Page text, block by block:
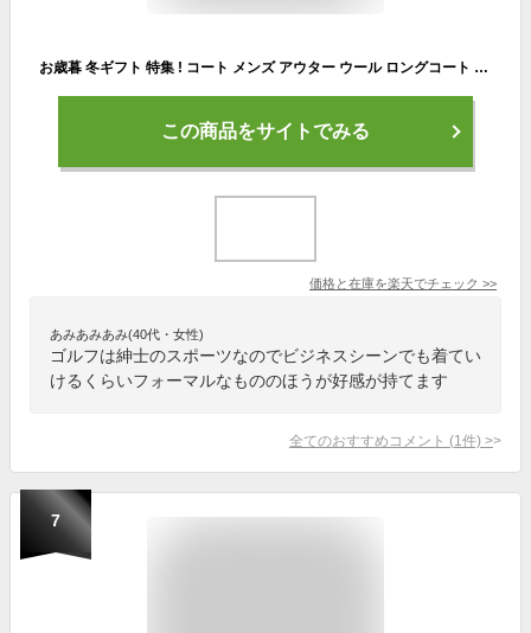
お歳暮 冬ギフト 特集 ! コート メンズ アウター ウール ロングコート きれいめ 厚手 暖かい ビジネス 秋冬 羊毛 上品 通勤 通学 格好いい 落ち着いたコート お洒落 大人っぽい M-4XL
この商品をサイトでみる
価格と在庫を楽天でチェック >>
あみあみあみ(40代・女性)
ゴルフは紳士のスポーツなのでビジネスシーンでも着てい
けるくらいフォーマルなもののほうが好感が持てます
全てのおすすめコメント (1 件) >
7